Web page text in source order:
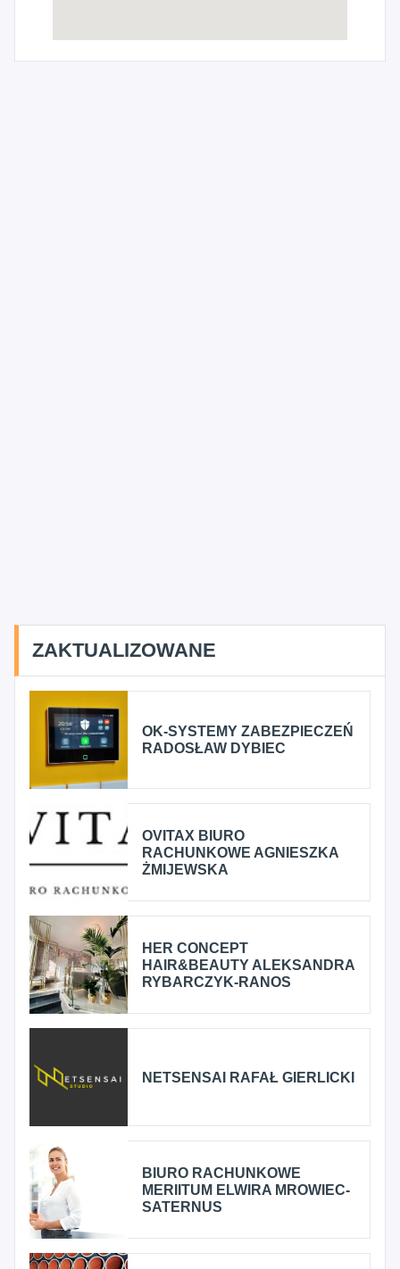
ZAKTUALIZOWANE
OK-SYSTEMY ZABEZPIECZEŃ
RADOSŁAW DYBIEC
OVITAX BIURO
RACHUNKOWE AGNIESZKA
ŻMIJEWSKA
HER CONCEPT
HAIR&BEAUTY ALEKSANDRA
RYBARCZYK-RANOS
NETSENSAI RAFAŁ GIERLICKI
BIURO RACHUNKOWE
MERIITUM ELWIRA MROWIEC-
SATERNUS